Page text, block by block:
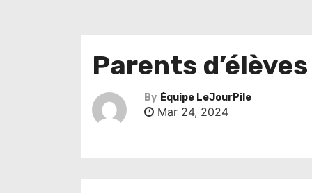
Parents
By Équipe LeJourPile
Mar 24, 2024